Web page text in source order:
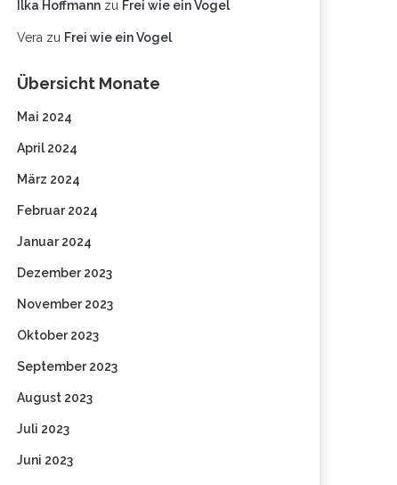
Ilka Hoffmann zu Frei wie ein Vogel
Vera zu Frei wie ein Vogel
Übersicht Monate
Mai 2024
April 2024
März 2024
Februar 2024
Januar 2024
Dezember 2023
November 2023
Oktober 2023
September 2023
August 2023
Juli 2023
Juni 2023